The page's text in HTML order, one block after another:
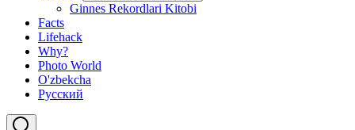
Ginnes Rekordlari Kitobi
Facts
Lifehack
Why?
Photo World
O'zbekcha
Русский